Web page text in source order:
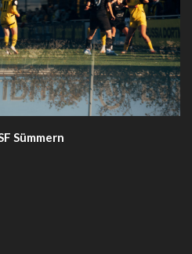
Sümmern